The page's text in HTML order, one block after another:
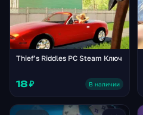
Thief’s Riddles PC Steam Ключ
18 ₽ В наличии